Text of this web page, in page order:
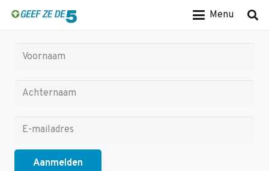
Menu
Schrijf je in voor de nieuwsbrief